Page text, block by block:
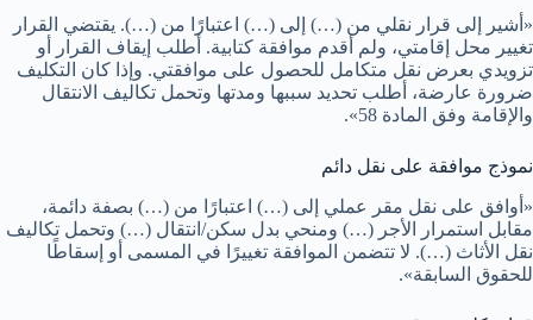
«أشير إلى قرار نقلي من (…) إلى (…) اعتبارًا من (…). يقتضي القرار
تغيير محل إقامتي، ولم أقدم موافقة كتابية. أطلب إيقاف القرار أو
تزويدي بعرض نقل متكامل للحصول على موافقتي. وإذا كان التكليف
ضرورة عارضة، أطلب تحديد سببها ومدتها وتحمل تكاليف الانتقال
والإقامة وفق المادة 58».
نموذج موافقة على نقل دائم
«أوافق على نقل مقر عملي إلى (…) اعتبارًا من (…) بصفة دائمة،
مقابل استمرار الأجر (…) ومنحي بدل سكن/انتقال (…) وتحمل تكاليف
نقل الأثاث (…). لا تتضمن الموافقة تغييرًا في المسمى أو إسقاطًا
للحقوق السابقة».